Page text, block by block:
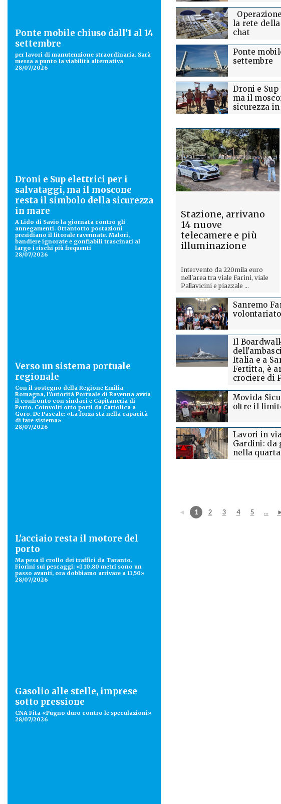
Ponte mobile chiuso dall'1 al 14
settembre
per lavori di manutenzione straordinaria. Sarà
messa a punto la viabilità alternativa
28/07/2026
Droni e Sup elettrici per i
salvataggi, ma il moscone
resta il simbolo della sicurezza
in mare
A Lido di Savio la giornata contro gli
annegamenti. Ottantotto postazioni
presidiano il litorale ravennate. Malori,
bandiere ignorate e gonfiabili trascinati al
largo i rischi più frequenti
28/07/2026
Verso un sistema portuale
regionale
Con il sostegno della Regione Emilia-
Romagna, l'Autorità Portuale di Ravenna avvia
il confronto con sindaci e Capitaneria di
Porto. Coinvolti otto porti da Cattolica a
Goro. De Pascale: «La forza sta nella capacità
di fare sistema»
28/07/2026
L'acciaio resta il motore del
porto
Ma pesa il crollo dei traffici da Taranto.
Fiorini sui pescaggi: «I 10,80 metri sono un
passo avanti, ora dobbiamo arrivare a 11,50»
28/07/2026
Gasolio alle stelle, imprese
sotto pressione
CNA Fita «Pugno duro contro le speculazioni»
28/07/2026
la rete
chat
Ponte
settembre
Droni e
ma il
sicurezza
Stazione, arrivano
14 nuove
telecamere e più
illuminazione
Intervento da 220mila euro
nell'area tra viale Farini, viale
Pallavicini e piazzale ...
Sanremo
Il
Italia e a
Fertitta, è
crociere di
Movida
oltre il
Lavori in
Gardini: da
nella
◄ 1 2 3 4 5 ...